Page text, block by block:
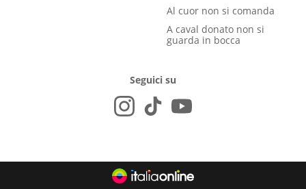
Al cuor non si comanda
A caval donato non si
guarda in bocca
Seguici su